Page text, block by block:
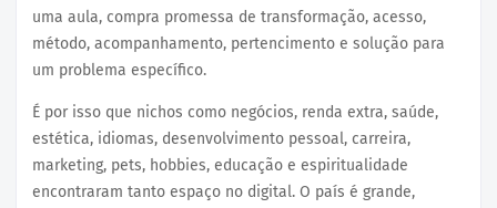
uma aula, compra promessa de transformação, acesso,
método, acompanhamento, pertencimento e solução para
um problema específico.
É por isso que nichos como negócios, renda extra, saúde,
estética, idiomas, desenvolvimento pessoal, carreira,
marketing, pets, hobbies, educação e espiritualidade
encontraram tanto espaço no digital. O país é grande,